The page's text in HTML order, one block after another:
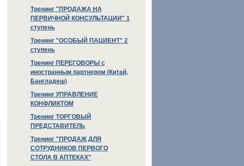
Тренинг "ПРОДАЖА НА
ПЕРВИЧНОЙ КОНСУЛЬТАЦИИ" 1
ступень
Тренинг "ОСОБЫЙ ПАЦИЕНТ" 2
ступень
Тренинг ПЕРЕГОВОРЫ с
иностранным партнером (Китай,
Бангладеш)
Тренинг УПРАВЛЕНИЕ
КОНФЛИКТОМ
Тренинг ТОРГОВЫЙ
ПРЕДСТАВИТЕЛЬ
Тренинг "ПРОДАЖ ДЛЯ
СОТРУДНИКОВ ПЕРВОГО
СТОЛА В АПТЕКАХ"